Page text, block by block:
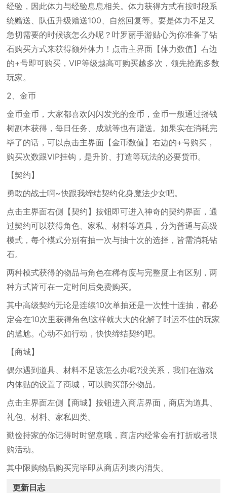
经验，因此体力与经验息息相关。体力获得方式有按时段系
统赠送、队伍升级赠送100、自然回复等。要是体力不足又
急切需要的时候该怎么办呢？叶罗丽手游贴心为你准备了钻
石购买方式来获得额外体力！点击主界面【体力数值】右边
的+号即可购买，VIP等级越高可购买越多次，领先抢跑多数
玩家。
2、金币
金币金币，大家都喜欢闪闪发光的金币，金币一般通过摇钱
树副本获得，每日任务、成就等也有赠送。如果实在消耗完
毕了的话，可以点击主界面【金币数值】右边的+号购买，
购买次数跟VIP挂钩，是升阶、打造等玩法的必要货币。
【契约】
勇敢的战士啊~快跟我缔结契约化身魔法少女吧。
点击主界面右侧【契约】按钮即可进入神奇的契约界面，通
过契约可以获得角色、家私、材料等道具，分为普通与高级
模式，每个模式分别有抽一次与抽十次的选择，皆需消耗钻
石。
两种模式获得的物品与角色在稀有度与完整度上有区别，两
种方式皆可在一定时间后免费购买。
其中高级契约无论是连续10次单抽还是一次性十连抽，都必
定会在10次里获得角色!这样就大大的化解了时运不佳的玩家
的尴尬。心动不如行动，快快缔结契约吧。
【商城】
偶尔遇到道具、材料不足该怎么办呢?没关系，我们在游戏
内体贴的设置了商城，可以购买部分物品。
点击主界面左侧【商城】按钮进入商店界面，商店为道具、
礼包、材料、家私四类。
勤俭持家的你记得时时留意哦，商店内经常会有打折或者限
购活动。
其中限购物品购买完毕即从商店列表内消失。
更新日志